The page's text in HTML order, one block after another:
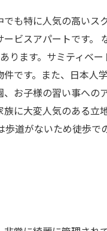
も特に人気の高いス
ビスアパートです。
ります。サミティベ
です。また、日本人
お子様の習い事への
に大変人気のある立
歩道がないため徒歩で